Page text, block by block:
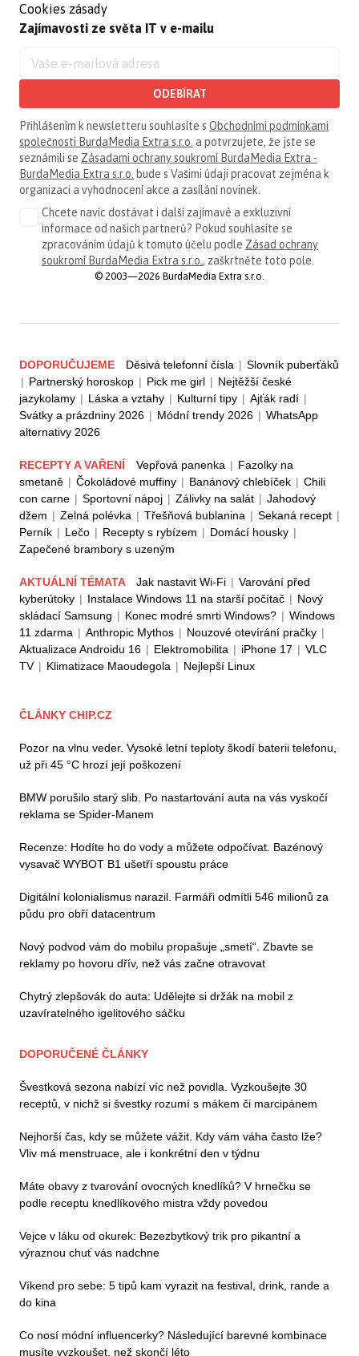
Cookies zásady
Zajímavosti ze světa IT v e-mailu
ODEBÍRAT
Přihlášením k newsletteru souhlasíte s Obchodními podmínkami
společnosti BurdaMedia Extra s.r.o. a potvrzujete, že jste se
seznámili se Zásadami ochrany soukromí BurdaMedia Extra -
BurdaMedia Extra s.r.o. bude s Vašimi údaji pracovat zejména k
organizaci a vyhodnocení akce a zasílání novinek.
Chcete navíc dostávat i další zajímavé a exkluzivní
informace od našich partnerů? Pokud souhlasíte se
zpracováním údajů k tomuto účelu podle Zásad ochrany
soukromí BurdaMedia Extra s.r.o., zaškrtněte toto pole.
© 2003—2026 BurdaMedia Extra s.r.o.
DOPORUČUJEME Děsivá telefonní čísla | Slovník puberťáků
| Partnerský horoskop | Pick me girl | Nejtěžší české
jazykolamy | Láska a vztahy | Kulturní tipy | Ajťák radí |
Svátky a prázdniny 2026 | Módní trendy 2026 | WhatsApp
alternativy 2026
RECEPTY A VAŘENÍ Vepřová panenka | Fazolky na
smetaně | Čokoládové muffiny | Banánový chlebíček | Chili
con carne | Sportovní nápoj | Zálivky na salát | Jahodový
džem | Zelná polévka | Třešňová bublanina | Sekaná recept |
Perník | Lečo | Recepty s rybízem | Domácí housky |
Zapečené brambory s uzeným
AKTUÁLNÍ TÉMATA Jak nastavit Wi-Fi | Varování před
kyberútoky | Instalace Windows 11 na starší počítač | Nový
skládací Samsung | Konec modré smrti Windows? | Windows
11 zdarma | Anthropic Mythos | Nouzové otevírání pračky |
Aktualizace Androidu 16 | Elektromobilita | iPhone 17 | VLC
TV | Klimatizace Maoudegola | Nejlepší Linux
ČLÁNKY CHIP.CZ
Pozor na vlnu veder. Vysoké letní teploty škodí baterii telefonu,
už při 45 °C hrozí její poškození
BMW porušilo starý slib. Po nastartování auta na vás vyskočí
reklama se Spider-Manem
Recenze: Hodíte ho do vody a můžete odpočívat. Bazénový
vysavač WYBOT B1 ušetří spoustu práce
Digitální kolonialismus narazil. Farmáři odmítli 546 milionů za
půdu pro obří datacentrum
Nový podvod vám do mobilu propašuje „smetí“. Zbavte se
reklamy po hovoru dřív, než vás začne otravovat
Chytrý zlepšovák do auta: Udělejte si držák na mobil z
uzavíratelného igelitového sáčku
DOPORUČENÉ ČLÁNKY
Švestková sezona nabízí víc než povidla. Vyzkoušejte 30
receptů, v nichž si švestky rozumí s mákem či marcipánem
Nejhorší čas, kdy se můžete vážit. Kdy vám váha často lže?
Vliv má menstruace, ale i konkrétní den v týdnu
Máte obavy z tvarování ovocných knedlíků? V hrnečku se
podle receptu knedlíkového mistra vždy povedou
Vejce v láku od okurek: Bezezbytkový trik pro pikantní a
výraznou chuť vás nadchne
Víkend pro sebe: 5 tipů kam vyrazit na festival, drink, rande a
do kina
Co nosí módní influencerky? Následující barevné kombinace
musíte vyzkoušet, než skončí léto